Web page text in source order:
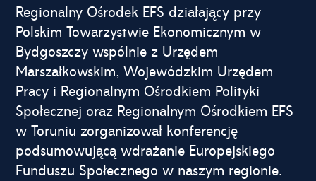
Regionalny Ośrodek EFS działający przy
Polskim Towarzystwie Ekonomicznym w
Bydgoszczy wspólnie z Urzędem
Marszałkowskim, Wojewódzkim Urzędem
Pracy i Regionalnym Ośrodkiem Polityki
Społecznej oraz Regionalnym Ośrodkiem EFS
w Toruniu zorganizował konferencję
podsumowującą wdrażanie Europejskiego
Funduszu Społecznego w naszym regionie.